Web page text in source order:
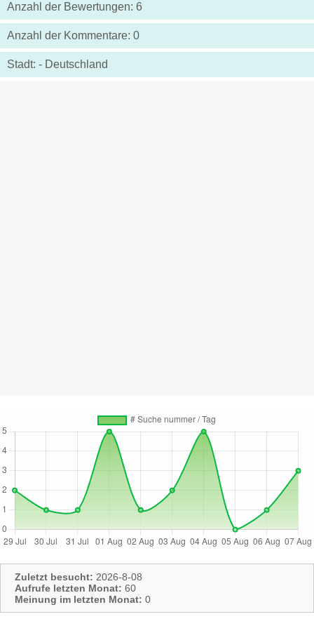
Anzahl der Bewertungen: 6
Anzahl der Kommentare: 0
Stadt: - Deutschland
Zuletzt besucht: 2026-8-08
Aufrufe letzten Monat: 60
Meinung im letzten Monat: 0